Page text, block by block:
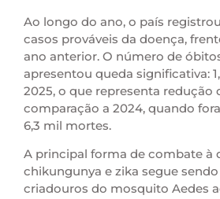
Ao longo do ano, o país
casos prováveis da doença,
ano anterior. O número de
apresentou queda significativa:
2025, o que representa redução
comparação a 2024, quando
6,3 mil mortes.
A principal forma de combate à
chikungunya e zika segue
criadouros do mosquito Aedes